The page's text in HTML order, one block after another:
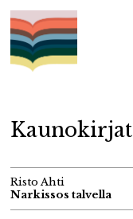
Hyppää
sisältöön
Kaunokirjat
Risto Ahti
Narkissos talvella